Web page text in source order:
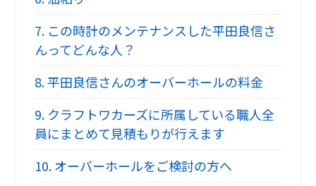
7.この時計のメンテナンスした平田良信さ
んってどんな人？
8.平田良信さんのオーバーホールの料金
9.クラフトワカーズに所属している職人全
員にまとめて見積もりが行えます
10.オーバーホールをご検討の方へ